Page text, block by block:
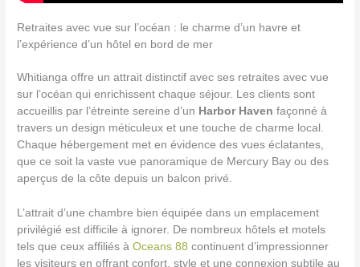
Retraites avec vue sur l’océan : le charme d’un havre et
l’expérience d’un hôtel en bord de mer
Whitianga offre un attrait distinctif avec ses retraites avec vue
sur l’océan qui enrichissent chaque séjour. Les clients sont
accueillis par l’étreinte sereine d’un Harbor Haven façonné à
travers un design méticuleux et une touche de charme local.
Chaque hébergement met en évidence des vues éclatantes,
que ce soit la vaste vue panoramique de Mercury Bay ou des
aperçus de la côte depuis un balcon privé.
L’attrait d’une chambre bien équipée dans un emplacement
privilégié est difficile à ignorer. De nombreux hôtels et motels
tels que ceux affiliés àOceans 88 continuent d’impressionner
les visiteurs en offrant confort, style et une connexion subtile au